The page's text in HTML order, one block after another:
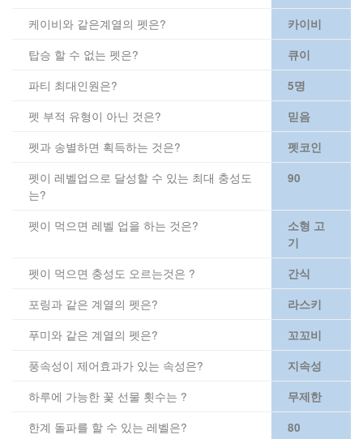
케이비와 같은계열의 펫은? 카이비
탑승 할 수 없는 펫은? 큐이
파티 최대인원은? 5명
펫 부적 유형이 아닌 것은? 믿음
펫과 송별하면 획득하는 것은? 펫코인
펫이 레벨업으로 달성할 수 있는 최대 충성도
는?
90
펫이 먹으면 레벨 업을 하는 것은?
소형 고
기
펫이 먹으면 충성도 오르는것은 ? 간식
포링과 같은 계열의 펫은? 라스키
푸미와 같은 계열의 펫은? 꼬꼬비
풍속성이 제어효과가 있는 속성은? 지속성
하루에 가능한 꽃 선물 횟수는 ? 무제한
한계 돌파를 할 수 있는 레벨은? 80